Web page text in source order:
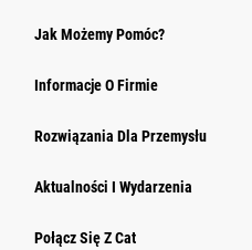
Jak Możemy Pomóc?
Informacje O Firmie
Rozwiązania Dla Przemysłu
Aktualności I Wydarzenia
Połącz Się Z Cat